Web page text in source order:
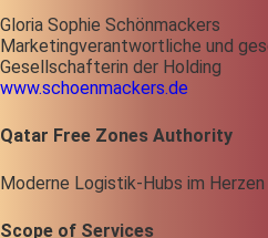
Gloria Sophie Schönmackers
Marketingverantwortliche und
Gesellschafterin der Holding
www.schoenmackers.de
Qatar Free Zones Authority
Moderne Logistik-Hubs im
Scope of Services